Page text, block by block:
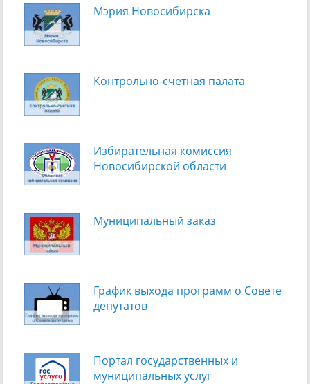
Мэрия Новосибирска
Контрольно-счетная палата
Избирательная комиссия
Новосибирской области
Муниципальный заказ
График выхода программ о Cовете
депутатов
Портал государственных и
муниципальных услуг